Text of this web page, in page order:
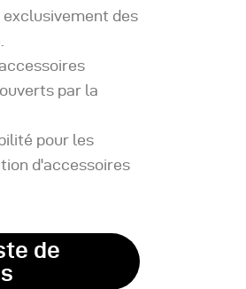
des
par la
pour les
d'accessoires
de